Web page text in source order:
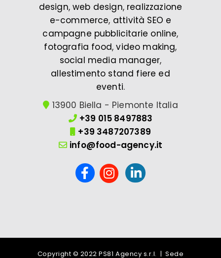
design,web design, realizzazione
e-commerce, attività SEO e
campagne pubblicitarie online,
fotografia food,video making,
social media manager,
allestimento stand fiere ed
eventi.
13900 Biella - Piemonte Italia
+39 015 8497883
+39 3487207389
info@food-agency.it
Copyright © 2022 PS81 Agency s.r.l. | Sede